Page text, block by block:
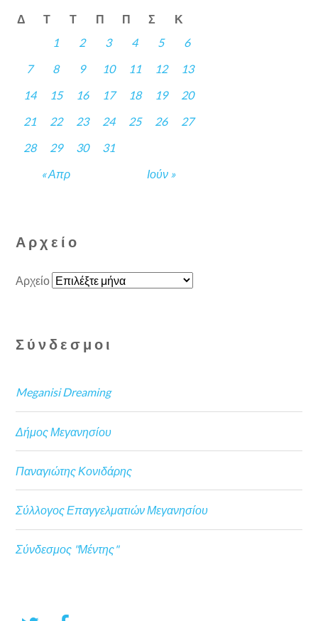
Δ Τ Τ Π Π Σ Κ
« Απρ Ιούν »
1 2 3 4 5
6
7
8 9 10 11 12
13
14
15 16 17 18 19
20
21
22 23 24 25 26
27
28
29 30 31
Αρχείο
Αρχείο
Σύνδεσμοι
Meganisi Dreaming
Δήμος Μεγανησίου
Παναγιώτης Κονιδάρης
Σύλλογος Επαγγελματιών Μεγανησίου
Σύνδεσμος "Μέντης"